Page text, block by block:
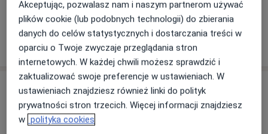
Konsultacje onlineZobacz kalendarz online
Pokaż więcejo doświadczeniu
Usługi i ceny
Konsultacja online (kolejna)
199 zł Szczegóły
Akceptując, pozwalasz nam i naszym partnerom używać
plików cookie (lub podobnych technologii) do zbierania
danych do celów statystycznych i dostarczania treści w
oparciu o Twoje zwyczaje przeglądania stron
internetowych. W każdej chwili możesz sprawdzić i
zaktualizować swoje preferencje w ustawieniach. W
ustawieniach znajdziesz również linki do polityk
prywatności stron trzecich. Więcej informacji znajdziesz
w polityka cookies